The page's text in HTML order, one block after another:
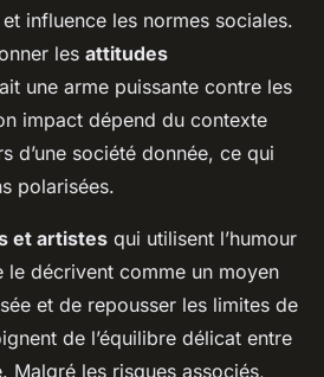
influence les normes sociales.
les attitudes
une arme puissante contre les
impact dépend du contexte
d’une société donnée, ce qui
polarisées.
et artistes qui utilisent l’humour
décrivent comme un moyen
et de repousser les limites de
de l’équilibre délicat entre
Malgré les risques associés,